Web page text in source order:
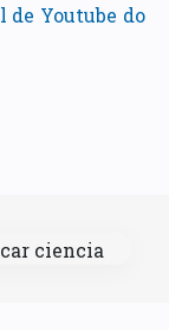
de Youtube do